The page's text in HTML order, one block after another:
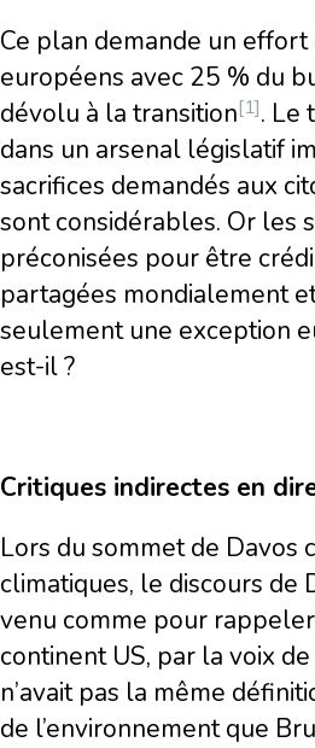
Ce plan demande un
européens avec 25 % du
dévolu à la transition[1]. Le
dans un arsenal législatif
sacrifices demandés aux
sont considérables. Or les
préconisées pour être
partagées mondialement
seulement une exception
est-il ?
Critiques indirectes en
Lors du sommet de Davos
climatiques, le discours de
venu comme pour
continent US, par la voix
n’avait pas la même
de l’environnement que